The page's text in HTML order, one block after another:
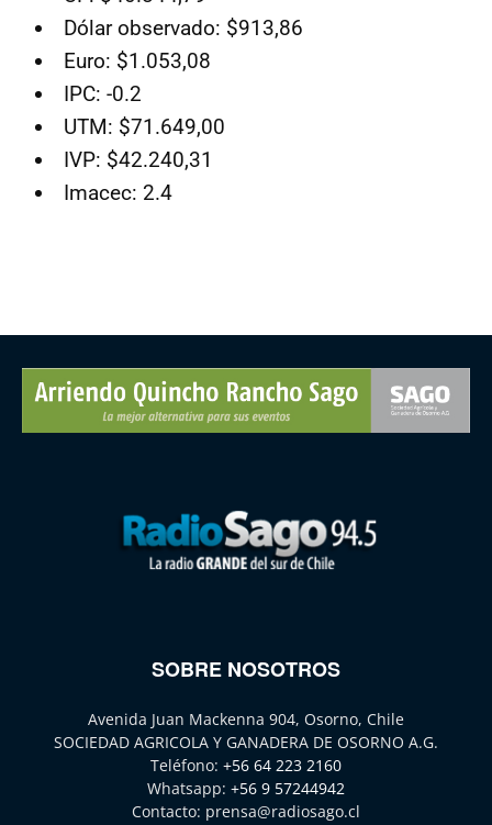
Dólar observado: $913,86
Euro: $1.053,08
IPC: -0.2
UTM: $71.649,00
IVP: $42.240,31
Imacec: 2.4
SOBRE NOSOTROS
Avenida Juan Mackenna 904, Osorno, Chile
SOCIEDAD AGRICOLA Y GANADERA DE OSORNO A.G.
Teléfono: +56 64 223 2160
Whatsapp: +56 9 57244942
Contacto: prensa@radiosago.cl